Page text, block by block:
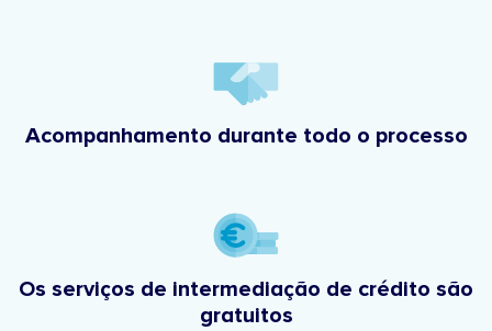
Acompanhamento durante todo o processo
Os serviços de intermediação de crédito são
gratuitos